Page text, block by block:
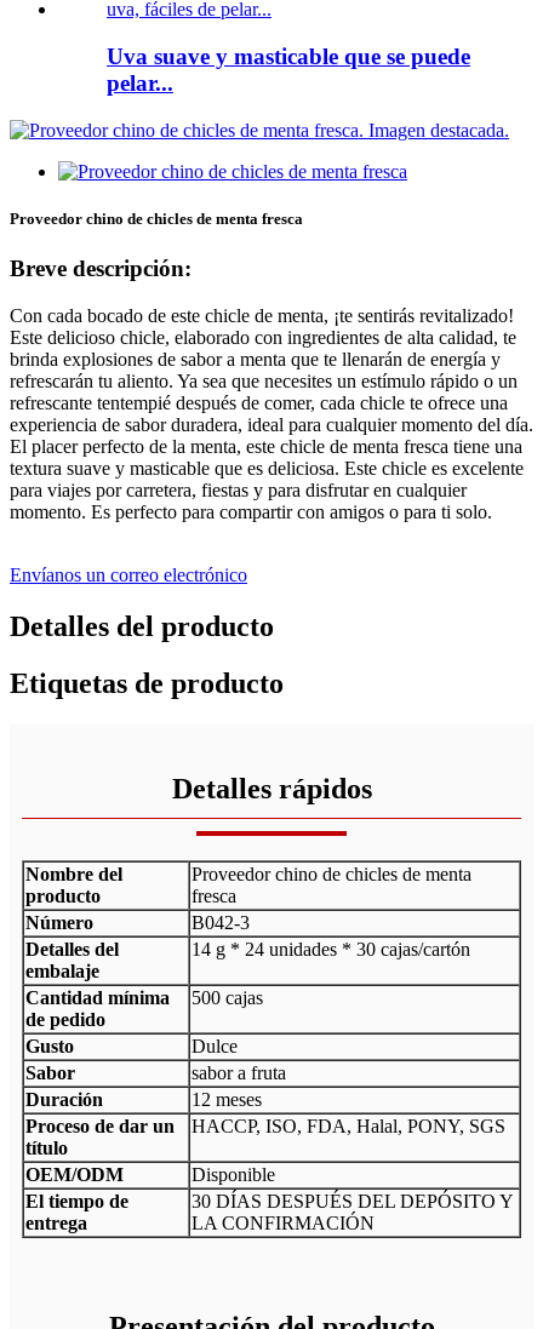
Uva suave y masticable que se puede
pelar...
Proveedor chino de chicles de menta fresca
Breve descripción:
Con cada bocado de este chicle de menta, ¡te sentirás revitalizado!
Este delicioso chicle, elaborado con ingredientes de alta calidad, te
brinda explosiones de sabor a menta que te llenarán de energía y
refrescarán tu aliento. Ya sea que necesites un estímulo rápido o un
refrescante tentempié después de comer, cada chicle te ofrece una
experiencia de sabor duradera, ideal para cualquier momento del día.
El placer perfecto de la menta, este chicle de menta fresca tiene una
textura suave y masticable que es deliciosa. Este chicle es excelente
para viajes por carretera, fiestas y para disfrutar en cualquier
momento. Es perfecto para compartir con amigos o para ti solo.
Envíanos un correo electrónico
Detalles del producto
Etiquetas de producto
Detalles rápidos
Nombre del
producto
Proveedor chino de chicles de menta
fresca
Número
B042-3
Detalles del
embalaje
14 g * 24 unidades * 30 cajas/cartón
Cantidad mínima
de pedido
500 cajas
Gusto
Dulce
Sabor
sabor a fruta
Duración
12 meses
Proceso de dar un
título
HACCP, ISO, FDA, Halal, PONY, SGS
OEM/ODM
Disponible
El tiempo de
entrega
30 DÍAS DESPUÉS DEL DEPÓSITO Y
LA CONFIRMACIÓN